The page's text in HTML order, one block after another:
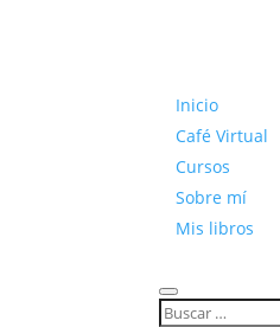
Inicio
Café Virtual
Cursos
Sobre mí
Mis libros